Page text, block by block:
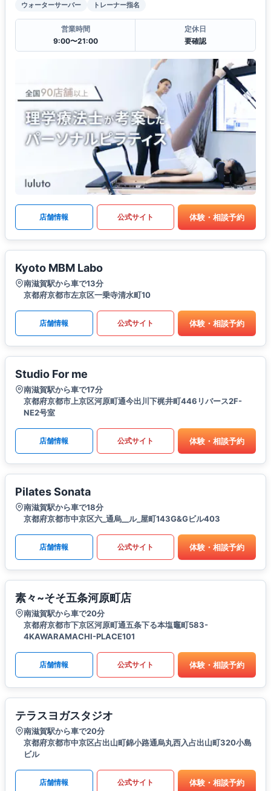
ウォーターサーバー
トレーナー指名
営業時間
9:00〜21:00
定休日
要確認
店舗情報 公式サイト 体験・相談予約
Kyoto MBM Labo
南滋賀駅から車で13分
京都府京都市左京区一乗寺清水町10
店舗情報 公式サイト 体験・相談予約
Studio For me
南滋賀駅から車で17分
京都府京都市上京区河原町通今出川下梶井町446リバース2F-
NE2号室
店舗情報 公式サイト 体験・相談予約
Pilates Sonata
南滋賀駅から車で18分
京都府京都市中京区六_通烏__ル_屋町143G&Gビル403
店舗情報 公式サイト 体験・相談予約
素々~そそ五条河原町店
南滋賀駅から車で20分
京都府京都市下京区河原町通五条下る本塩竈町583-
4KAWARAMACHI-PLACE101
店舗情報 公式サイト 体験・相談予約
テラスヨガスタジオ
南滋賀駅から車で20分
京都府京都市中京区占出山町錦小路通烏丸西入占出山町320小島
ビル
店舗情報 公式サイト 体験・相談予約